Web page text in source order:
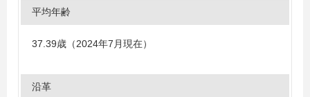
平均年齢
37.39歳（2024年7月現在）
沿革